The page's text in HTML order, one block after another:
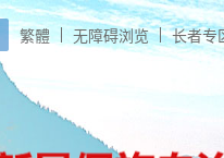
繁體 无障碍浏览 长者专